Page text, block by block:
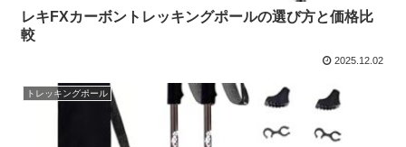
レキFXカーボントレッキングポールの選び方と価格比
較
2025.12.02
トレッキングポール